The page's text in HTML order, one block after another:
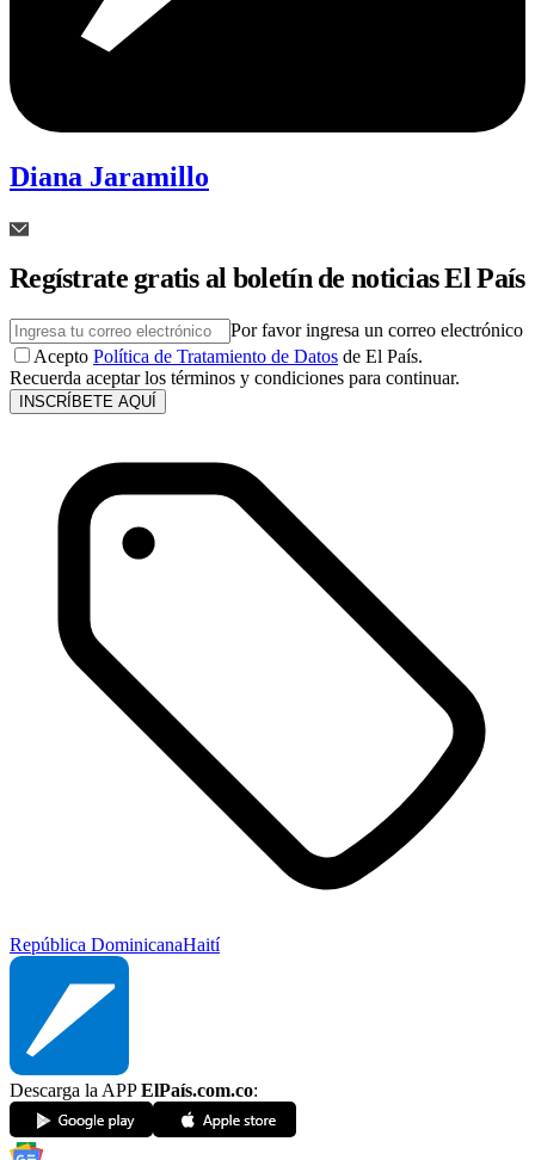
Diana Jaramillo
Regístrate gratis al boletín de noticias El País
Por favor ingresa un correo electrónico
Acepto Política de Tratamiento de Datos de El País.
Recuerda aceptar los términos y condiciones para continuar.
INSCRÍBETE AQUÍ
República DominicanaHaití
Descarga la APPElPaís.com.co: